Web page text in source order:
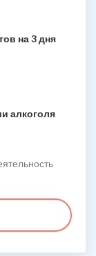
на 3 дня
алкоголя